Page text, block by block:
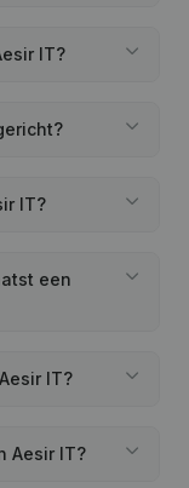
IT?
IT?
een
IT?
Aesir IT?